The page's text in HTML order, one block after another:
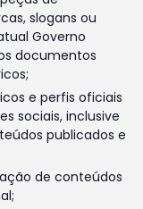
slogans ou
Governo
documentos
e perfis oficiais
sociais, inclusive
publicados e
de conteúdos